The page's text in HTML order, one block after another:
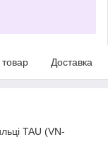
товар Доставка
TAU (VN-